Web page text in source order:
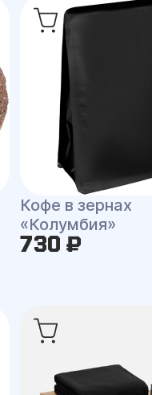
Кофе в зернах
«Колумбия»
730 ₽